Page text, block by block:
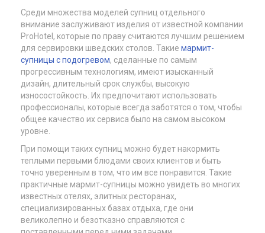
Среди множества моделей супниц отдельного
внимание заслуживают изделия от известной компании
ProHotel, которые по праву считаются лучшим решением
для сервировки шведских столов. Такие мармит-
супницы с подогревом, сделанные по самым
прогрессивным технологиям, имеют изысканный
дизайн, длительный срок службы, высокую
износостойкость. Их предпочитают использовать
профессионалы, которые всегда заботятся о том, чтобы
общее качество их сервиса было на самом высоком
уровне.
При помощи таких супниц можно будет накормить
теплыми первыми блюдами своих клиентов и быть
точно уверенным в том, что им все понравится. Такие
практичные мармит-супницы можно увидеть во многих
известных отелях, элитных ресторанах,
специализированных базах отдыха, где они
великолепно и безотказно справляются с